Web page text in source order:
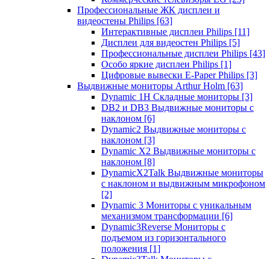
Профессиональные ЖК дисплеи и
видеостены Philips [63]
Интерактивные дисплеи Philips [11]
Дисплеи для видеостен Philips [5]
Профессиональные дисплеи Philips [43]
Особо яркие дисплеи Philips [1]
Цифровые вывески E-Paper Philips [3]
Выдвижные мониторы Arthur Holm [63]
Dynamic 1Н Складные мониторы [3]
DB2 и DB3 Выдвижные мониторы с
наклоном [6]
Dynamic2 Выдвижные мониторы с
наклоном [3]
Dynamic X2 Выдвижные мониторы с
наклоном [8]
DynamicX2Talk Выдвижные мониторы
с наклоном и выдвижным микрофоном
[2]
Dynamic 3 Мониторы с уникальным
механизмом трансформации [6]
Dynamic3Reverse Мониторы с
подъемом из горизонтального
положения [1]